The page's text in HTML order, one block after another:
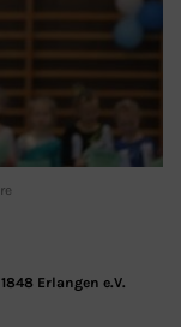
Erlangen e.V.